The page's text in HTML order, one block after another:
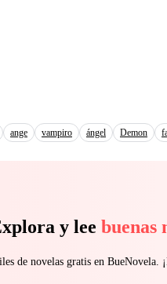
ange vampiro ángel Demon
y lee buenas
de novelas gratis en BueNovela.